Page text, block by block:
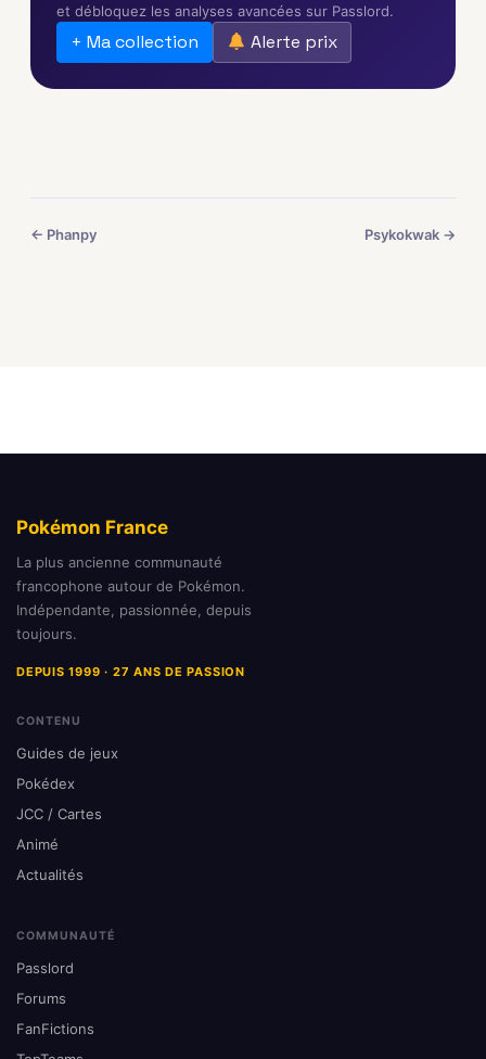
et débloquez les analyses avancées sur Passlord.
+ Ma collection Alerte prix
← Phanpy Psykokwak →
Pokémon France
La plus ancienne communauté
francophone autour de Pokémon.
Indépendante, passionnée, depuis
toujours.
DEPUIS 1999 · 27 ANS DE PASSION
CONTENU
Guides de jeux
Pokédex
JCC / Cartes
Animé
Actualités
COMMUNAUTÉ
Passlord
Forums
FanFictions